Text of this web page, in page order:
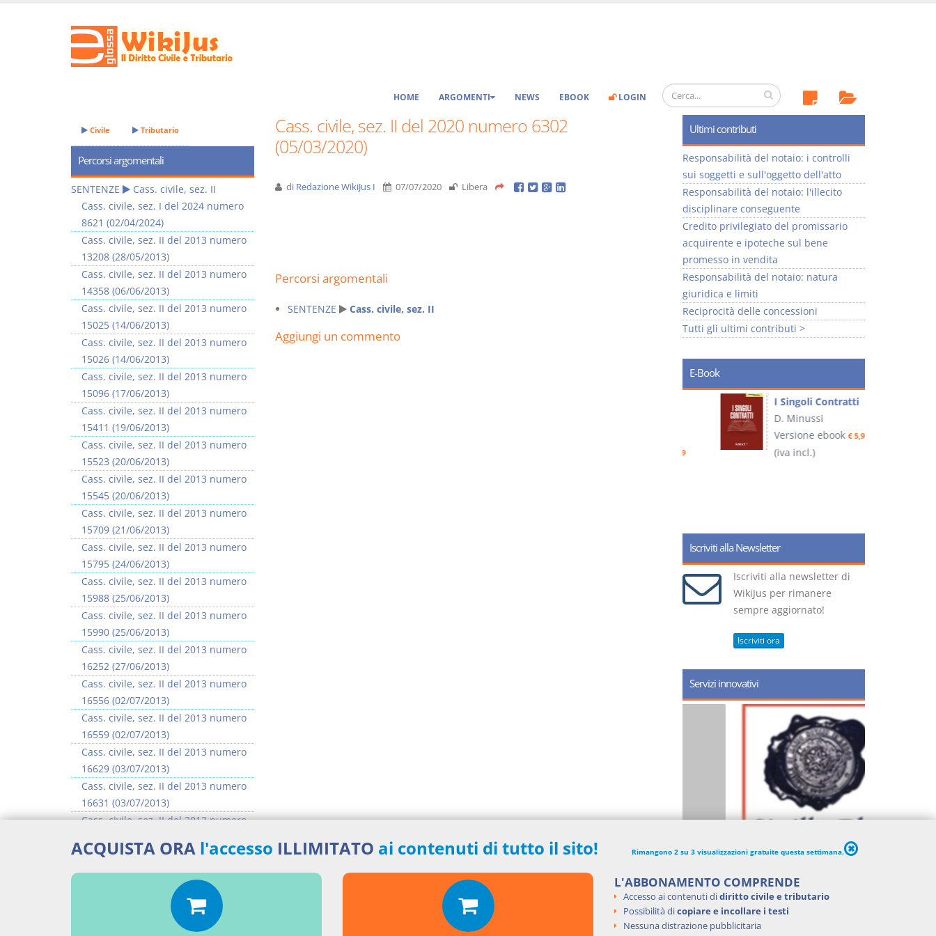
HOME ARGOMENTI NEWS EBOOK LOGIN
Cass. civile, sez. II del 2020 numero 6302
(05/03/2020)
di Redazione WikiJus I 07/07/2020 Libera
Percorsi argomentali
SENTENZE Cass. civile, sez. II
Aggiungi un commento
Civile Tributario
Percorsi argomentali
SENTENZE
Cass. civile, sez. II
Cass. civile, sez. I del 2024 numero
8621 (02/04/2024)
Cass. civile, sez. II del 2013 numero
13208 (28/05/2013)
Cass. civile, sez. II del 2013 numero
14358 (06/06/2013)
Cass. civile, sez. II del 2013 numero
15025 (14/06/2013)
Cass. civile, sez. II del 2013 numero
15026 (14/06/2013)
Cass. civile, sez. II del 2013 numero
15096 (17/06/2013)
Cass. civile, sez. II del 2013 numero
15411 (19/06/2013)
Cass. civile, sez. II del 2013 numero
15523 (20/06/2013)
Cass. civile, sez. II del 2013 numero
15545 (20/06/2013)
Cass. civile, sez. II del 2013 numero
15709 (21/06/2013)
Cass. civile, sez. II del 2013 numero
15795 (24/06/2013)
Cass. civile, sez. II del 2013 numero
15988 (25/06/2013)
Cass. civile, sez. II del 2013 numero
15990 (25/06/2013)
Cass. civile, sez. II del 2013 numero
16252 (27/06/2013)
Cass. civile, sez. II del 2013 numero
16556 (02/07/2013)
Cass. civile, sez. II del 2013 numero
16559 (02/07/2013)
Cass. civile, sez. II del 2013 numero
16629 (03/07/2013)
Cass. civile, sez. II del 2013 numero
16631 (03/07/2013)
Cass. civile, sez. II del 2013 numero
Cass. civile, sez. II del 2013 numero
16637 (03/07/2013)
>> Vai all'argomento completo
Ultimi contributi
Responsabilità del notaio: i controlli
sui soggetti e sull'oggetto dell'atto
Responsabilità del notaio: l'illecito
disciplinare conseguente
Credito privilegiato del promissario
acquirente e ipoteche sul bene
promesso in vendita
Responsabilità del notaio: natura
giuridica e limiti
Reciprocità delle concessioni
Tutti gli ultimi contributi >
E-Book
I Vincoli Preliminari
Versione ebook
Usufrutto Uso e
Abitazione
D. Minussi
Versione ebook
(iva incl.)
I Singoli Contratti
D. Minussi
Versione ebook€ 5,99
(iva incl.)
Iscriviti alla Newsletter
Iscriviti alla newsletter di
WikiJus per rimanere
sempre aggiornato!
Iscriviti ora
Servizi innovativi
ACQUISTA ORA l'accesso ILLIMITATO ai contenuti di tutto il sito! Rimangono 2 su 3 visualizzazioni gratuite questa settimana.
L'ABBONAMENTO COMPRENDE
Accesso ai contenuti didiritto civile e tributario
Possibilità dicopiare e incollare i testi
Nessuna distrazione pubblicitaria